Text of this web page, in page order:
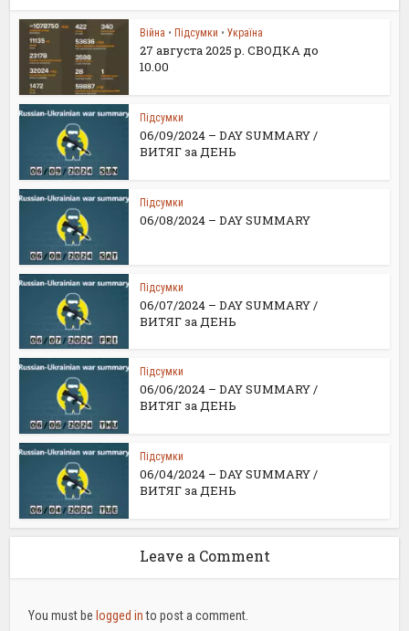
Війна • Підсумки • Україна
27 августа 2025 р. СВОДКА до
10.00
Підсумки
06/09/2024 – DAY SUMMARY /
ВИТЯГ за ДЕНЬ
Підсумки
06/08/2024 – DAY SUMMARY
Підсумки
06/07/2024 – DAY SUMMARY /
ВИТЯГ за ДЕНЬ
Підсумки
06/06/2024 – DAY SUMMARY /
ВИТЯГ за ДЕНЬ
Підсумки
06/04/2024 – DAY SUMMARY /
ВИТЯГ за ДЕНЬ
Leave a Comment
You must be logged into post a comment.